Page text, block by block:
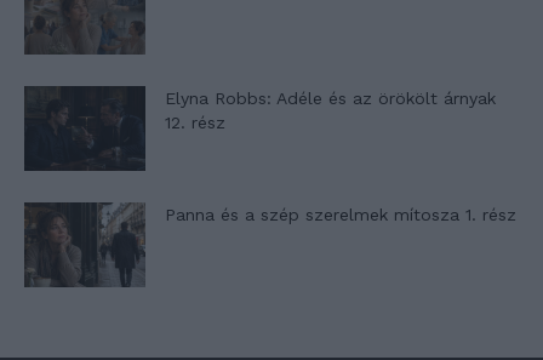
Elyna Robbs: Adéle és az örökölt árnyak
12. rész
Panna és a szép szerelmek mítosza 1. rész